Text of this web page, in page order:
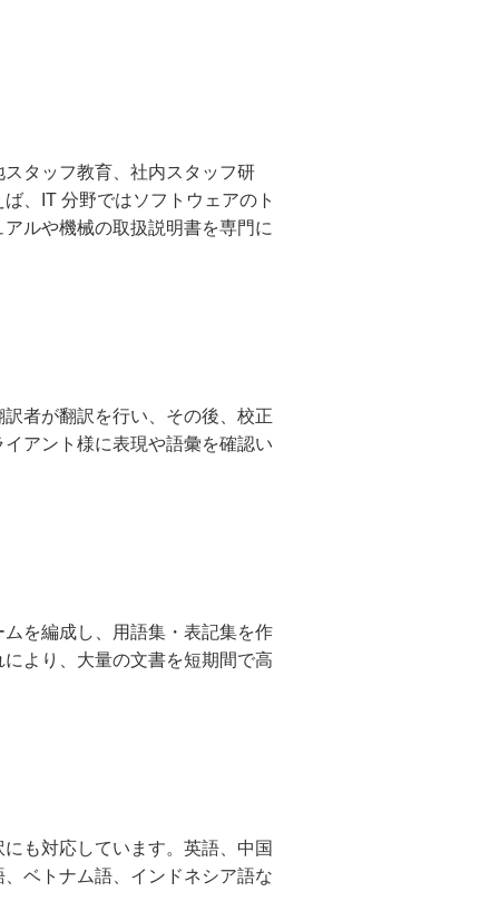
タッフ教育、社内スタッフ研
、IT 分野ではソフトウェアのト
ルや機械の取扱説明書を専門に
者が翻訳を行い、その後、校正
アント様に表現や語彙を確認い
を編成し、用語集・表記集を作
より、大量の文書を短期間で高
も対応しています。英語、中国
ベトナム語、インドネシア語な